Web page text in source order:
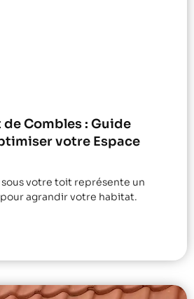
Combles : Guide
votre Espace
sous votre toit représente un
agrandir votre habitat.